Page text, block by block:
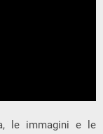
le immagini e le